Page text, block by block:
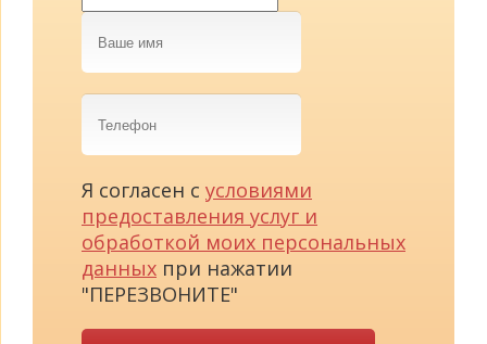
Ваше
имя
Телефон
Я согласен с условиями
предоставления услуг и
обработкой моих персональных
данных при нажатии
"ПЕРЕЗВОНИТЕ"